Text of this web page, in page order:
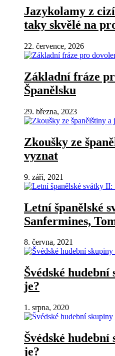
Jazykolamy z
taky skvělé na
22. července, 2026
Základní fráze
Španělsku
29. března, 2023
Zkoušky ze
vyznat
9. září, 2021
Letní španělské
Sanfermines,
8. června, 2021
Švédské
je?
1. srpna, 2020
Švédské
je?